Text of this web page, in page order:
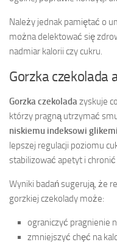
Należy jednak pamiętać o
można delektować się
nadmiar kalorii czy cukru.
Gorzka czekolada
Gorzka czekolada zyskuje
którzy pragną utrzymać
niskiemu indeksowi
lepszej regulacji poziomu
stabilizować apetyt i chronić
Wyniki badań sugerują, że
gorzkiej czekolady może:
ograniczyć pragnienie
zmniejszyć chęć na